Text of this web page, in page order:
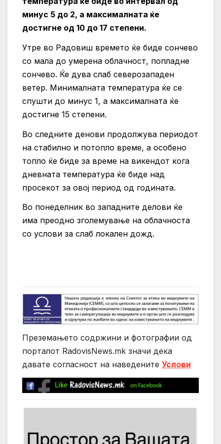
минус 5 до 2, а максималната ќе
достигне од 10 до 17 степени.
Утре во Радовиш времето ќе биде сончево
со мала до умерена облачност, попладне
сончево. Ќе дува слаб северозападен
ветер. Минималната температура ќе се
спушти до минус 1, а максималната ќе
достигне 15 степени.
Во следните денови продолжува периодот
на стабилно и потопло време, а особено
топло ќе биде за време на викендот кога
дневната температура ќе биде над
просекот за овој период од годината.
Во понеделник во западните делови ќе
има преодно зголемување на облачноста
со услови за слаб локален дожд.
Преземањето содржини и фотографии од
порталот RadovisNews.mk значи дека
давате согласност на нaведените Услови